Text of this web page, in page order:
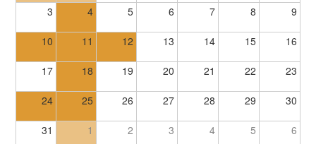
3 4 5 6 7 8 9
10 11 12 13 14 15 16
17 18 19 20 21 22 23
24 25 26 27 28 29 30
31 1 2 3 4 5 6